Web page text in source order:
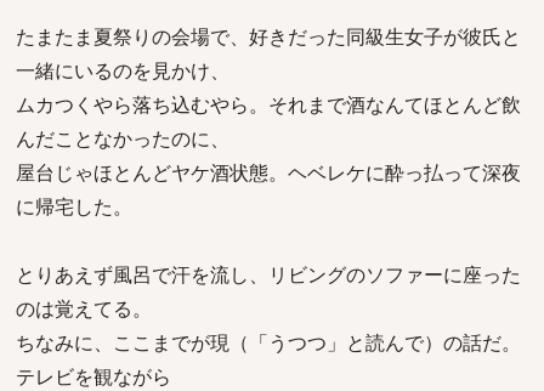
たまたま夏祭りの会場で、好きだった同級生女子が彼氏と
一緒にいるのを見かけ、
ムカつくやら落ち込むやら。それまで酒なんてほとんど飲
んだことなかったのに、
屋台じゃほとんどヤケ酒状態。ヘベレケに酔っ払って深夜
に帰宅した。
とりあえず風呂で汗を流し、リビングのソファーに座った
のは覚えてる。
ちなみに、ここまでが現（「うつつ」と読んで）の話だ。
テレビを観ながら